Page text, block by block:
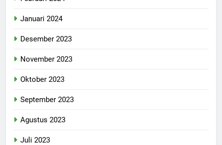
Januari 2024
Desember 2023
November 2023
Oktober 2023
September 2023
Agustus 2023
Juli 2023